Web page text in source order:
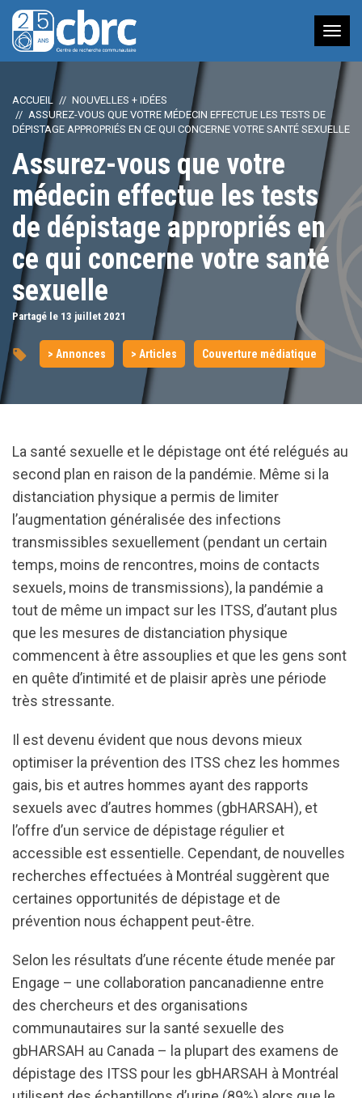
à
ACCUEIL
NOUVELLES + IDÉES
ASSUREZ-VOUS QUE VOTRE MÉDECIN EFFECTUE LES TESTS DE
DÉPISTAGE APPROPRIÉS EN CE QUI CONCERNE VOTRE SANTÉ SEXUELLE
Assurez-vous que votre
médecin effectue les tests
de dépistage appropriés en
ce qui concerne votre santé
sexuelle
Partagé le 13 juillet 2021
> Annonces > Articles Couverture médiatique
La santé sexuelle et le dépistage ont été relégués au
second plan en raison de la pandémie. Même si la
distanciation physique a permis de limiter
l’augmentation généralisée des infections
transmissibles sexuellement (pendant un certain
temps, moins de rencontres, moins de contacts
sexuels, moins de transmissions), la pandémie a
tout de même un impact sur les ITSS, d’autant plus
que les mesures de distanciation physique
commencent à être assouplies et que les gens sont
en quête d’intimité et de plaisir après une période
très stressante.
Il est devenu évident que nous devons mieux
optimiser la prévention des ITSS chez les hommes
gais, bis et autres hommes ayant des rapports
sexuels avec d’autres hommes (gbHARSAH), et
l’offre d’un service de dépistage régulier et
accessible est essentielle. Cependant, de nouvelles
recherches effectuées à Montréal suggèrent que
certaines opportunités de dépistage et de
prévention nous échappent peut-être.
Selon les résultats d’une récente étude menée par
Engage – une collaboration pancanadienne entre
des chercheurs et des organisations
communautaires sur la santé sexuelle des
gbHARSAH au Canada – la plupart des examens de
dépistage des ITSS pour les gbHARSAH à Montréal